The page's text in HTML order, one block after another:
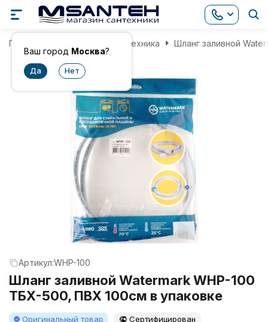
Ваш город Москва?
Главная Инженерная сантехника Шланг заливной
Артикул:WHP-100
Шланг заливной Watermark WHP-100
ТБХ-500, ПВХ 100см в упаковке
Оригинальный товар Сертифицирован